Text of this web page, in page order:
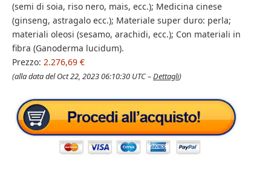
(semi di soia, riso nero, mais, ecc.); Medicina cinese
(ginseng, astragalo ecc.); Materiale super duro: perla;
materiali oleosi (sesamo, arachidi, ecc.); Con materiali in
fibra (Ganoderma lucidum).
Prezzo: 2.276,69 €
(alla data del Oct 22, 2023 06:10:30 UTC –Dettagli)